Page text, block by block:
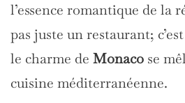
l’essence romantique de la
pas juste un restaurant;
le charme de Monaco se
cuisine méditerranéenne.